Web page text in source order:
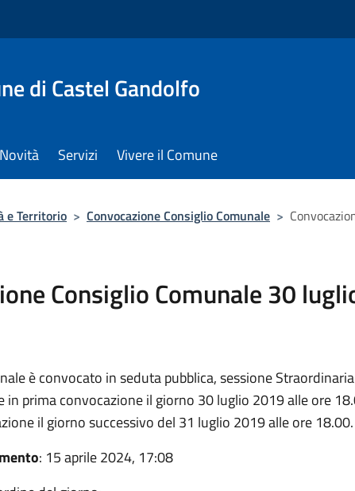
di Castel Gandolfo
Novità Servizi Vivere il Comune
e Territorio > Convocazione Consiglio Comunale >
Consiglio Comunale 30
è convocato in seduta pubblica, sessione
in prima convocazione il giorno 30 luglio 2019 alle ore
il giorno successivo del 31 luglio 2019 alle ore 18.00.
: 15 aprile 2024, 17:08